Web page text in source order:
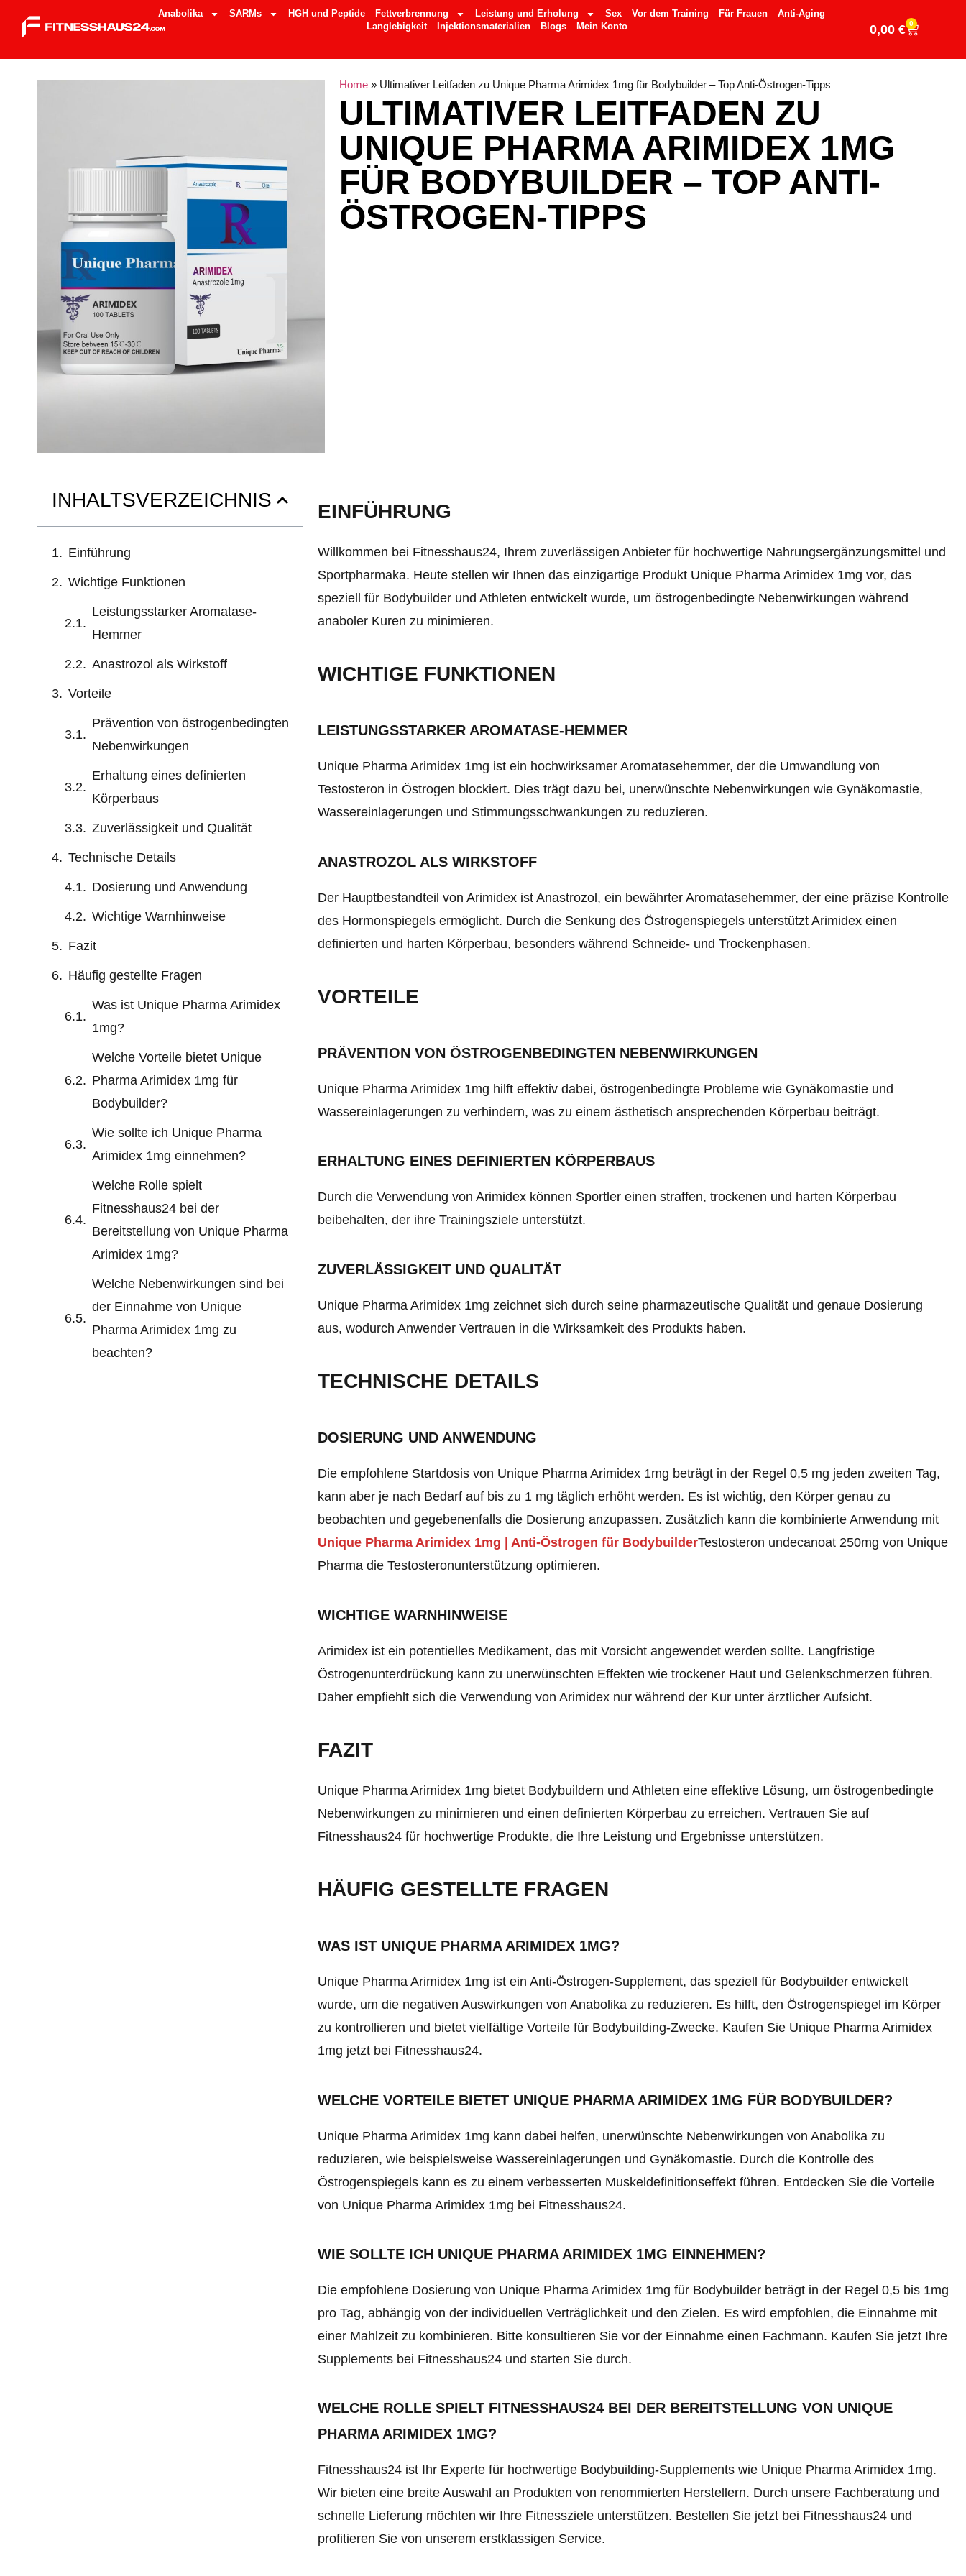
Anabolika SARMs HGH und Peptide Fettverbrennung Leistung und Erholung Sex Vor dem Training Für Frauen
Anti-Aging
Langlebigkeit
Injektionsmaterialien Blogs Mein Konto 0,00 € 0
Home» Ultimativer Leitfaden zu Unique Pharma Arimidex 1mg für Bodybuilder – Top Anti-Östrogen-Tipps
ULTIMATIVER LEITFADEN ZU
UNIQUE PHARMA ARIMIDEX 1MG
FÜR BODYBUILDER – TOP ANTI-
ÖSTROGEN-TIPPS
INHALTSVERZEICHNIS
Einführung
Wichtige Funktionen
Leistungsstarker Aromatase-
Hemmer
Anastrozol als Wirkstoff
Vorteile
Prävention von östrogenbedingten
Nebenwirkungen
Erhaltung eines definierten
Körperbaus
Zuverlässigkeit und Qualität
Technische Details
Dosierung und Anwendung
Wichtige Warnhinweise
Fazit
Häufig gestellte Fragen
Was ist Unique Pharma Arimidex
1mg?
Welche Vorteile bietet Unique
Pharma Arimidex 1mg für
Bodybuilder?
Wie sollte ich Unique Pharma
Arimidex 1mg einnehmen?
Welche Rolle spielt
Fitnesshaus24 bei der
Bereitstellung von Unique Pharma
Arimidex 1mg?
Welche Nebenwirkungen sind bei
der Einnahme von Unique
Pharma Arimidex 1mg zu
beachten?
EINFÜHRUNG
Willkommen bei Fitnesshaus24, Ihrem zuverlässigen Anbieter für hochwertige Nahrungsergänzungsmittel und
Sportpharmaka. Heute stellen wir Ihnen das einzigartige Produkt Unique Pharma Arimidex 1mg vor, das
speziell für Bodybuilder und Athleten entwickelt wurde, um östrogenbedingte Nebenwirkungen während
anaboler Kuren zu minimieren.
WICHTIGE FUNKTIONEN
LEISTUNGSSTARKER AROMATASE-HEMMER
Unique Pharma Arimidex 1mg ist ein hochwirksamer Aromatasehemmer, der die Umwandlung von
Testosteron in Östrogen blockiert. Dies trägt dazu bei, unerwünschte Nebenwirkungen wie Gynäkomastie,
Wassereinlagerungen und Stimmungsschwankungen zu reduzieren.
ANASTROZOL ALS WIRKSTOFF
Der Hauptbestandteil von Arimidex ist Anastrozol, ein bewährter Aromatasehemmer, der eine präzise Kontrolle
des Hormonspiegels ermöglicht. Durch die Senkung des Östrogenspiegels unterstützt Arimidex einen
definierten und harten Körperbau, besonders während Schneide- und Trockenphasen.
VORTEILE
PRÄVENTION VON ÖSTROGENBEDINGTEN NEBENWIRKUNGEN
Unique Pharma Arimidex 1mg hilft effektiv dabei, östrogenbedingte Probleme wie Gynäkomastie und
Wassereinlagerungen zu verhindern, was zu einem ästhetisch ansprechenden Körperbau beiträgt.
ERHALTUNG EINES DEFINIERTEN KÖRPERBAUS
Durch die Verwendung von Arimidex können Sportler einen straffen, trockenen und harten Körperbau
beibehalten, der ihre Trainingsziele unterstützt.
ZUVERLÄSSIGKEIT UND QUALITÄT
Unique Pharma Arimidex 1mg zeichnet sich durch seine pharmazeutische Qualität und genaue Dosierung
aus, wodurch Anwender Vertrauen in die Wirksamkeit des Produkts haben.
TECHNISCHE DETAILS
DOSIERUNG UND ANWENDUNG
Die empfohlene Startdosis von Unique Pharma Arimidex 1mg beträgt in der Regel 0,5 mg jeden zweiten Tag,
kann aber je nach Bedarf auf bis zu 1 mg täglich erhöht werden. Es ist wichtig, den Körper genau zu
beobachten und gegebenenfalls die Dosierung anzupassen. Zusätzlich kann die kombinierte Anwendung mit
Unique Pharma Arimidex 1mg | Anti-Östrogen für BodybuilderTestosteron undecanoat 250mg von Unique
Pharma die Testosteronunterstützung optimieren.
WICHTIGE WARNHINWEISE
Arimidex ist ein potentielles Medikament, das mit Vorsicht angewendet werden sollte. Langfristige
Östrogenunterdrückung kann zu unerwünschten Effekten wie trockener Haut und Gelenkschmerzen führen.
Daher empfiehlt sich die Verwendung von Arimidex nur während der Kur unter ärztlicher Aufsicht.
FAZIT
Unique Pharma Arimidex 1mg bietet Bodybuildern und Athleten eine effektive Lösung, um östrogenbedingte
Nebenwirkungen zu minimieren und einen definierten Körperbau zu erreichen. Vertrauen Sie auf
Fitnesshaus24 für hochwertige Produkte, die Ihre Leistung und Ergebnisse unterstützen.
HÄUFIG GESTELLTE FRAGEN
WAS IST UNIQUE PHARMA ARIMIDEX 1MG?
Unique Pharma Arimidex 1mg ist ein Anti-Östrogen-Supplement, das speziell für Bodybuilder entwickelt
wurde, um die negativen Auswirkungen von Anabolika zu reduzieren. Es hilft, den Östrogenspiegel im Körper
zu kontrollieren und bietet vielfältige Vorteile für Bodybuilding-Zwecke. Kaufen Sie Unique Pharma Arimidex
1mg jetzt bei Fitnesshaus24.
WELCHE VORTEILE BIETET UNIQUE PHARMA ARIMIDEX 1MG FÜR BODYBUILDER?
Unique Pharma Arimidex 1mg kann dabei helfen, unerwünschte Nebenwirkungen von Anabolika zu
reduzieren, wie beispielsweise Wassereinlagerungen und Gynäkomastie. Durch die Kontrolle des
Östrogenspiegels kann es zu einem verbesserten Muskeldefinitionseffekt führen. Entdecken Sie die Vorteile
von Unique Pharma Arimidex 1mg bei Fitnesshaus24.
WIE SOLLTE ICH UNIQUE PHARMA ARIMIDEX 1MG EINNEHMEN?
Die empfohlene Dosierung von Unique Pharma Arimidex 1mg für Bodybuilder beträgt in der Regel 0,5 bis 1mg
pro Tag, abhängig von der individuellen Verträglichkeit und den Zielen. Es wird empfohlen, die Einnahme mit
einer Mahlzeit zu kombinieren. Bitte konsultieren Sie vor der Einnahme einen Fachmann. Kaufen Sie jetzt Ihre
Supplements bei Fitnesshaus24 und starten Sie durch.
WELCHE ROLLE SPIELT FITNESSHAUS24 BEI DER BEREITSTELLUNG VON UNIQUE
PHARMA ARIMIDEX 1MG?
Fitnesshaus24 ist Ihr Experte für hochwertige Bodybuilding-Supplements wie Unique Pharma Arimidex 1mg.
Wir bieten eine breite Auswahl an Produkten von renommierten Herstellern. Durch unsere Fachberatung und
schnelle Lieferung möchten wir Ihre Fitnessziele unterstützen. Bestellen Sie jetzt bei Fitnesshaus24 und
profitieren Sie von unserem erstklassigen Service.